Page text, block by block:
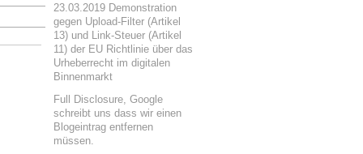
23.03.2019 Demonstration
gegen Upload-Filter (Artikel
13) und Link-Steuer (Artikel
11) der EU Richtlinie über das
Urheberrecht im digitalen
Binnenmarkt
Full Disclosure, Google
schreibt uns dass wir einen
Blogeintrag entfernen
müssen.